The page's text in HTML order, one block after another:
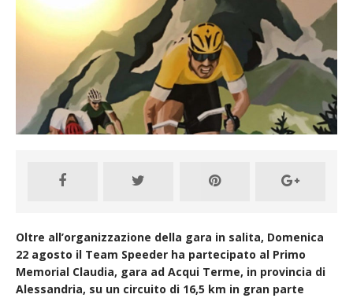
Oltre all’organizzazione della gara in salita, Domenica
22 agosto il Team Speeder ha partecipato al Primo
Memorial Claudia, gara ad Acqui Terme, in provincia di
Alessandria, su un circuito di 16,5 km in gran parte